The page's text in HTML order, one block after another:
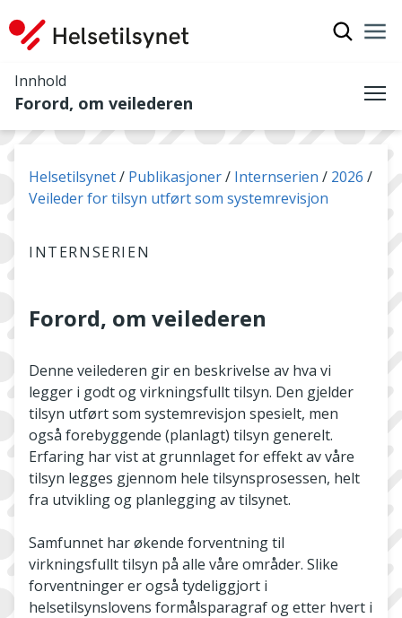
Innhold
Forord, om veilederen
Du er her:
Helsetilsynet Publikasjoner Internserien
2026
Veileder for tilsyn utført som systemrevisjon
INTERNSERIEN
Forord, om veilederen
Denne veilederen gir en beskrivelse av hva vi
legger i godt og virkningsfullt tilsyn. Den gjelder
tilsyn utført som systemrevisjon spesielt, men
også forebyggende (planlagt) tilsyn generelt.
Erfaring har vist at grunnlaget for effekt av våre
tilsyn legges gjennom hele tilsynsprosessen, helt
fra utvikling og planlegging av tilsynet.
Samfunnet har økende forventning til
virkningsfullt tilsyn på alle våre områder. Slike
forventninger er også tydeliggjort i
helsetilsynslovens formålsparagraf og etter hvert i